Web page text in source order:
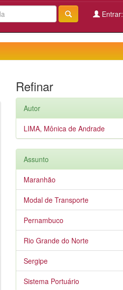
Entrar:
Refinar
Autor
LIMA, Mônica de Andrade
Assunto
Maranhão
Modal de Transporte
Pernambuco
Rio Grande do Norte
Sergipe
Sistema Portuário